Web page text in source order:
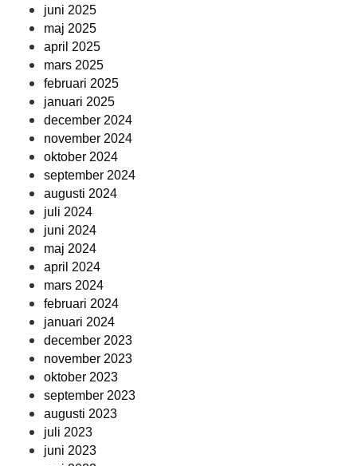
juni 2025
maj 2025
april 2025
mars 2025
februari 2025
januari 2025
december 2024
november 2024
oktober 2024
september 2024
augusti 2024
juli 2024
juni 2024
maj 2024
april 2024
mars 2024
februari 2024
januari 2024
december 2023
november 2023
oktober 2023
september 2023
augusti 2023
juli 2023
juni 2023